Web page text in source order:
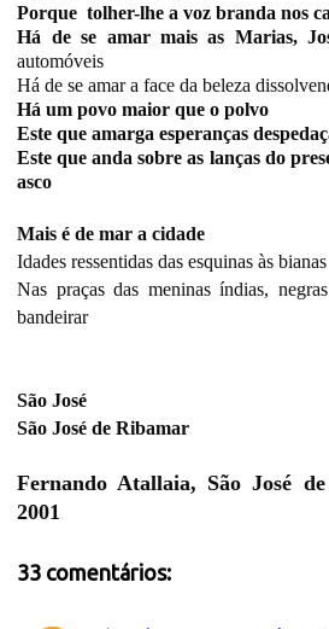
Porque tolher-lhe a voz branda nos
Há de se amar mais as Marias,
automóveis
Há de se amar a face da beleza
Há um povo maior que o polvo
Este que amarga esperanças
Este que anda sobre as lanças do
asco
Mais é de mar a cidade
Idades ressentidas das esquinas às bianas
Nas praças das meninas índias,
bandeirar
São José
São José de Ribamar
Fernando Atallaia, São José
2001
33 comentários: